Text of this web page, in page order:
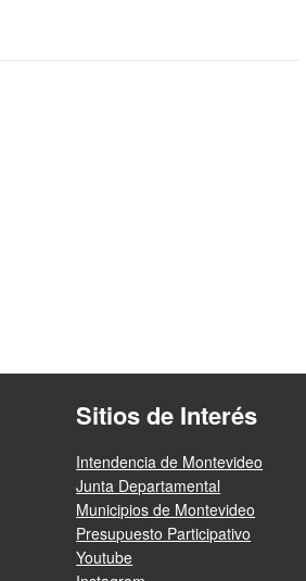
Sitios de Interés
Intendencia de Montevideo
Junta Departamental
Municipios de Montevideo
Presupuesto Participativo
Youtube